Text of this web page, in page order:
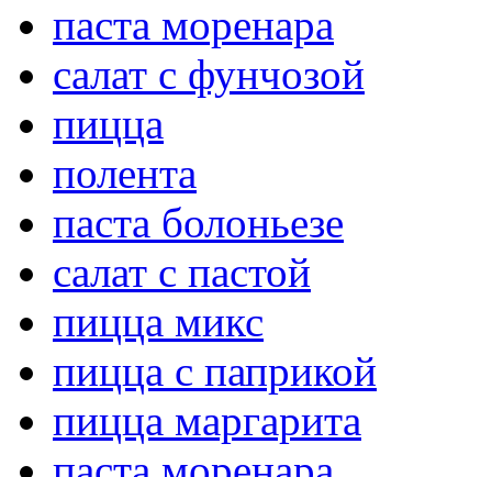
паста моренара
салат с фунчозой
пицца
полента
паста болоньезе
салат с пастой
пицца микс
пицца с паприкой
пицца маргарита